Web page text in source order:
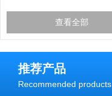
查看全部
推荐产品
Recommended products